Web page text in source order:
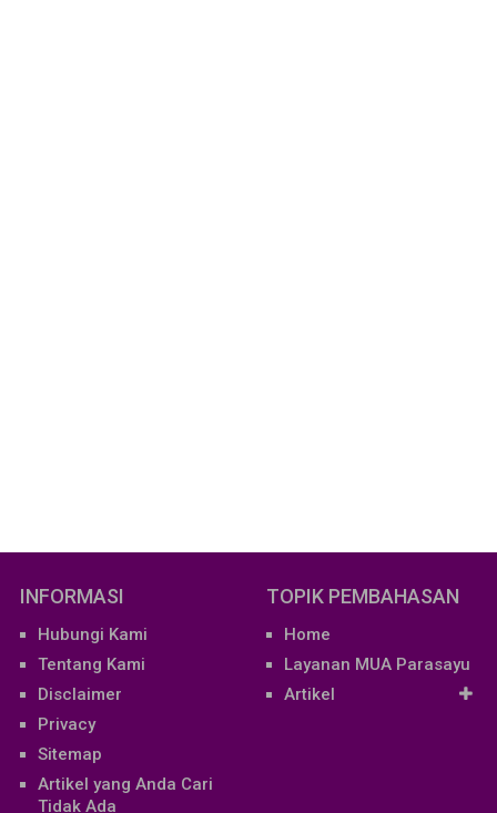
INFORMASI
Hubungi Kami
Tentang Kami
Disclaimer
Privacy
Sitemap
Artikel yang Anda Cari
Tidak Ada
TOPIK PEMBAHASAN
Home
Layanan MUA Parasayu
Artikel